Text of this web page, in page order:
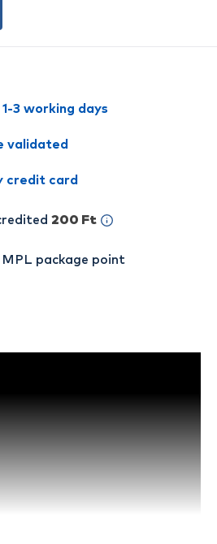
3 working days
validated
credit card
200 Ft
package point